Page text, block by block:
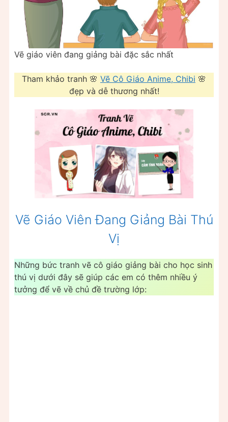
Vẽ giáo viên đang giảng bài đặc sắc nhất
Tham khảo tranh 🌸 Vẽ Cô Giáo Anime, Chibi 🌸
đẹp và dễ thương nhất!
Vẽ Giáo Viên Đang Giảng Bài Thú
Vị
Những bức tranh vẽ cô giáo giảng bài cho học sinh
thú vị dưới đây sẽ giúp các em có thêm nhiều ý
tưởng để vẽ về chủ đề trường lớp: